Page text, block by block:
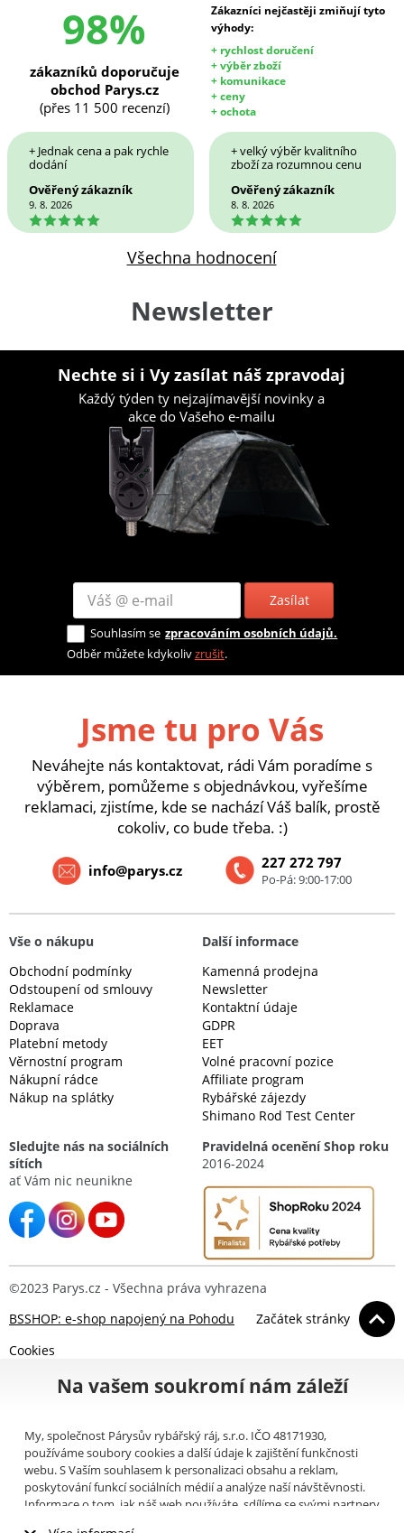
98%
Zákazníci nejčastěji zmiňují tyto
výhody:
+ rychlost doručení
+ výběr zboží
+ komunikace
+ ceny
+ ochota
zákazníků doporučuje
obchod Parys.cz
(přes 11 500 recenzí)
+ Jednak cena a pak rychle
dodání
Ověřený zákazník
9. 8. 2026
5
+ velký výběr kvalitního
zboží za rozumnou cenu
Ověřený zákazník
8. 8. 2026
5
Všechna hodnocení
Newsletter
Nechte si i Vy zasílat náš zpravodaj
Každý týden ty nejzajímavější novinky a
akce do Vašeho e-mailu
Zasílat
Souhlasím se zpracováním osobních údajů.
Odběr můžete kdykolivzrušit.
Jsme tu pro Vás
Neváhejte nás kontaktovat, rádi Vám poradíme s
výběrem, pomůžeme s objednávkou, vyřešíme
reklamaci, zjistíme, kde se nachází Váš balík, prostě
cokoliv, co bude třeba. :)
227 272 797
Po-Pá: 9:00-17:00
info@parys.cz
Vše o nákupu
Obchodní podmínky
Odstoupení od smlouvy
Reklamace
Doprava
Platební metody
Věrnostní program
Nákupní rádce
Nákup na splátky
Další informace
Kamenná prodejna
Newsletter
Kontaktní údaje
GDPR
EET
Volné pracovní pozice
Affiliate program
Rybářské zájezdy
Shimano Rod Test Center
Sledujte nás na sociálních
sítích
ať Vám nic neunikne
Pravidelná ocenění Shop roku
2016-2024
©2023 Parys.cz - Všechna práva vyhrazena
BSSHOP: e-shop napojený na Pohodu
Začátek stránky
Cookies
Na vašem soukromí nám záleží
My, společnost Párysův rybářský ráj, s.r.o. IČO 48171930,
používáme soubory cookies a další údaje k zajištění funkčnosti
webu. S Vaším souhlasem k personalizaci obsahu a reklam,
poskytování funkcí sociálních médií a analýze naší návštěvnosti.
Informace o tom, jak náš web používáte, sdílíme se svými partnery